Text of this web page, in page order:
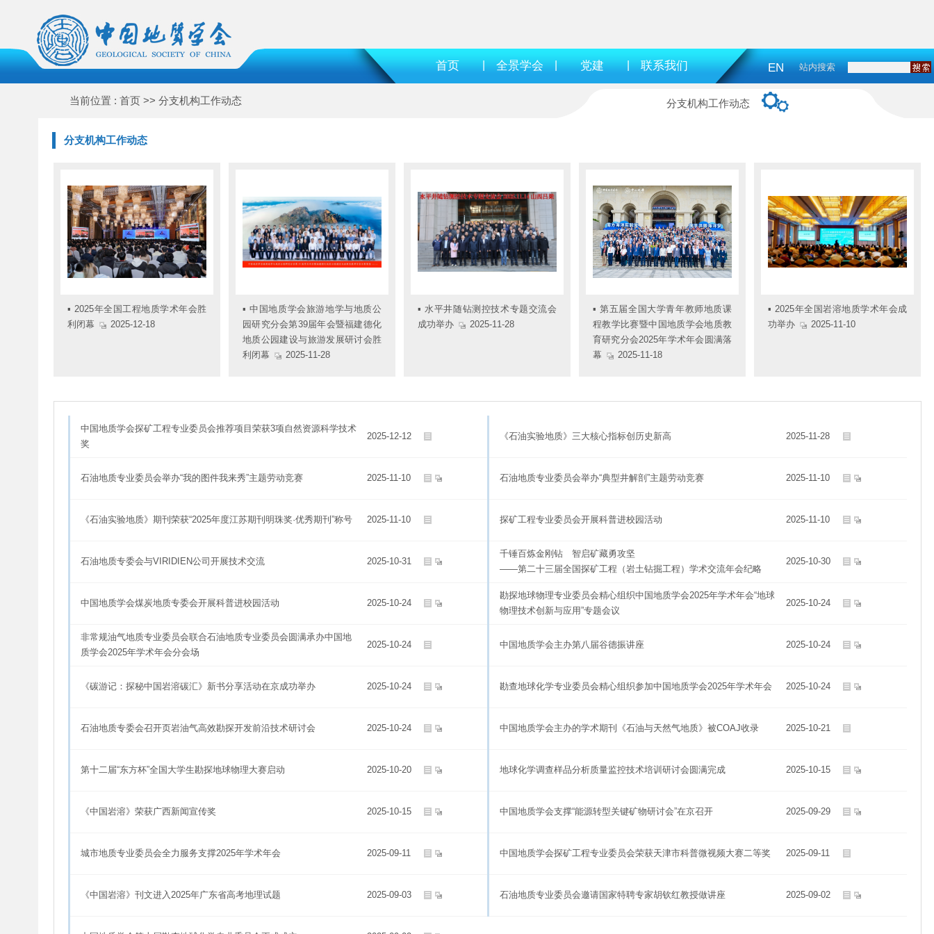
首页 | 全景学会 | 党建 | 联系我们 EN 站内搜索
当前位置 : 首页 >> 分支机构工作动态 分支机构工作动态
分支机构工作动态
▪ 2025年全国工程地质学术年会胜
利闭幕
2025-12-18
▪中国地质学会旅游地学与地质公
园研究分会第39届年会暨福建德化
地质公园建设与旅游发展研讨会胜
利闭幕
2025-11-28
▪水平井随钻测控技术专题交流会
成功举办
2025-11-28
▪第五届全国大学青年教师地质课
程教学比赛暨中国地质学会地质教
育研究分会2025年学术年会圆满落
幕
2025-11-18
▪ 2025年全国岩溶地质学术年会成
功举办
2025-11-10
中国地质学会探矿工程专业委员会推荐项目荣获3项自然资源科学技术
奖
2025-12-12 《石油实验地质》三大核心指标创历史新高 2025-11-28
石油地质专业委员会举办“我的图件我来秀”主题劳动竞赛 2025-11-10 石油地质专业委员会举办“典型井解剖”主题劳动竞赛 2025-11-10
《石油实验地质》期刊荣获“2025年度江苏期刊明珠奖·优秀期刊”称号 2025-11-10 探矿工程专业委员会开展科普进校园活动 2025-11-10
石油地质专委会与VIRIDIEN公司开展技术交流 2025-10-31
千锤百炼金刚钻 智启矿藏勇攻坚
——第二十三届全国探矿工程（岩土钻掘工程）学术交流年会纪略
2025-10-30
中国地质学会煤炭地质专委会开展科普进校园活动 2025-10-24
勘探地球物理专业委员会精心组织中国地质学会2025年学术年会“地球
物理技术创新与应用”专题会议
2025-10-24
非常规油气地质专业委员会联合石油地质专业委员会圆满承办中国地
质学会2025年学术年会分会场
2025-10-24 中国地质学会主办第八届谷德振讲座 2025-10-24
《碳游记：探秘中国岩溶碳汇》新书分享活动在京成功举办 2025-10-24 勘查地球化学专业委员会精心组织参加中国地质学会2025年学术年会 2025-10-24
石油地质专委会召开页岩油气高效勘探开发前沿技术研讨会 2025-10-24 中国地质学会主办的学术期刊《石油与天然气地质》被COAJ收录 2025-10-21
第十二届“东方杯”全国大学生勘探地球物理大赛启动 2025-10-20 地球化学调查样品分析质量监控技术培训研讨会圆满完成 2025-10-15
《中国岩溶》荣获广西新闻宣传奖 2025-10-15 中国地质学会支撑“能源转型关键矿物研讨会”在京召开 2025-09-29
城市地质专业委员会全力服务支撑2025年学术年会 2025-09-11 中国地质学会探矿工程专业委员会荣获天津市科普微视频大赛二等奖 2025-09-11
《中国岩溶》刊文进入2025年广东省高考地理试题 2025-09-03 石油地质专业委员会邀请国家特聘专家胡钦红教授做讲座 2025-09-02